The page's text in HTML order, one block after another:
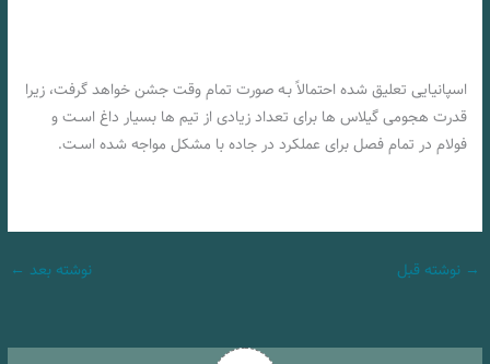
اسپانیایی تعلیق شده احتمالاً بـه صورت تمام وقت جشن خواهد گرفت، زیرا
قدرت هجومی گیلاس ها برای تعداد زیادی از تیم ها بسیار داغ اسـت و
فولام در تمام فصل برای عملکرد در جاده با مشکل مواجه شده اسـت.
→ نوشته قبل نوشته بعد ←